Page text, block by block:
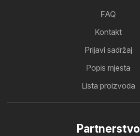
FAQ
Kontakt
Prijavi sadržaj
Popis mjesta
Lista proizvoda
Partnerstvo